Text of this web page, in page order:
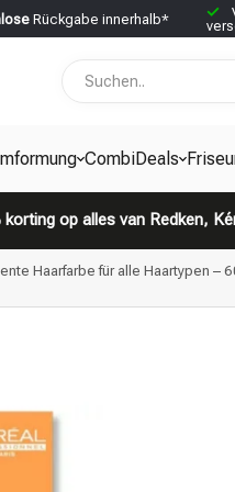
Rückgabe innerhalb*
CombiDeals
op alles van Redken,
Haarfarbe für alle Haartypen –